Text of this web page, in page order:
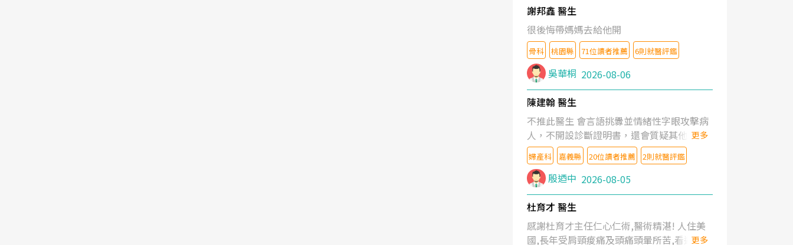
謝邦鑫 醫生
很後悔帶媽媽去給他開
骨科 桃園縣 71位讀者推薦 6則就醫評鑑
吳華桐 2026-08-06
陳建翰 醫生
不推此醫生 會言語挑釁並情緒性字眼攻擊病
人，不開設診斷證明書，還會質疑其他醫生
的判斷！
更多
婦產科 嘉義縣 20位讀者推薦 2則就醫評鑑
殷迺中 2026-08-05
杜育才 醫生
感謝杜育才主任仁心仁術,醫術精湛! 人住美
國,長年受肩頸痠痛及頭痛頭暈所苦,看遍名醫
更多